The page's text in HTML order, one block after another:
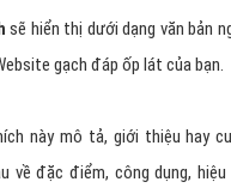
sẽ hiển thị dưới dạng văn bản
gạch đáp ốp lát của bạn.
này mô tả, giới thiệu hay
về đặc điểm, công dụng, hiệu